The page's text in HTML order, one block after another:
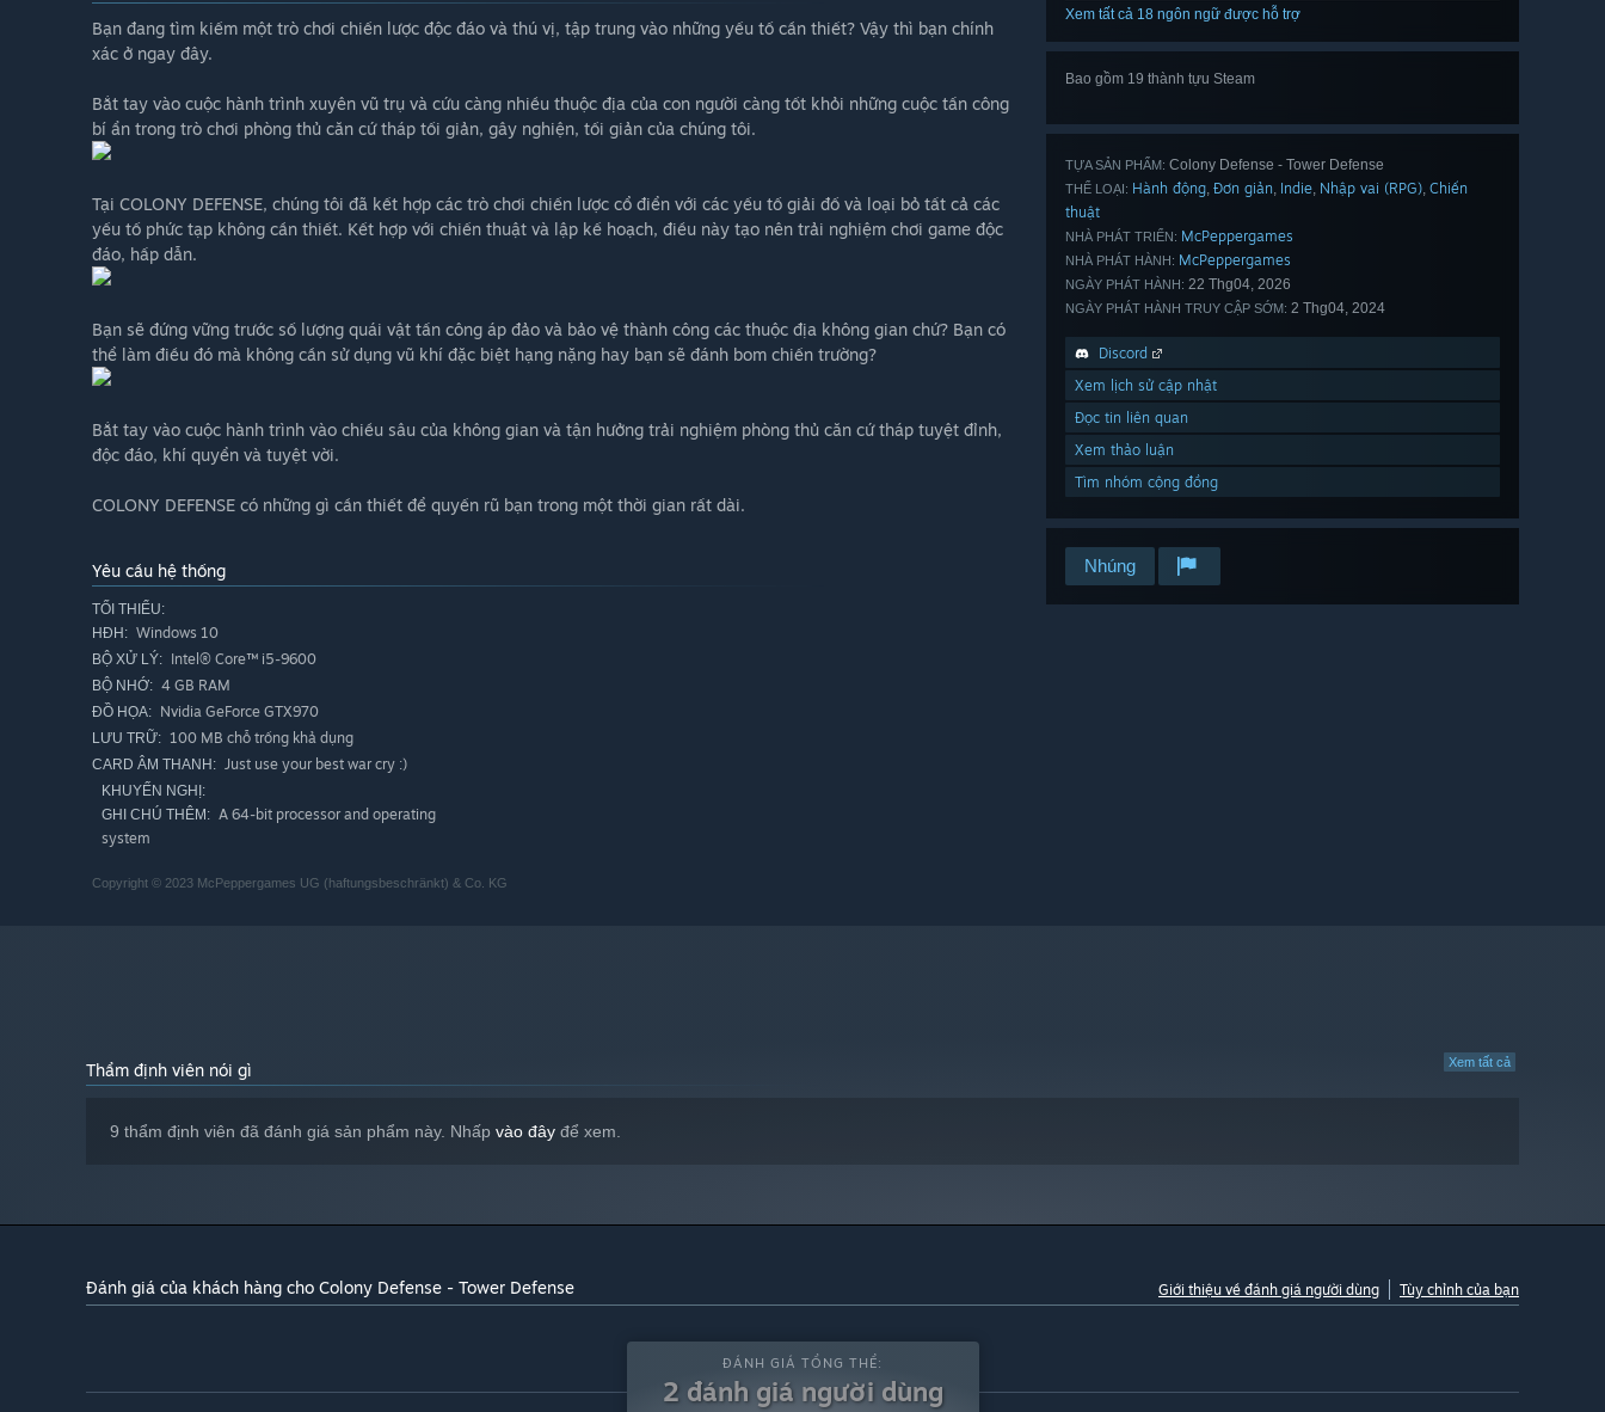
Xem tất cả 18 ngôn ngữ được hỗ trợ
Bao gồm 19 thành tựu Steam
TỰA SẢN PHẨM: Colony Defense - Tower Defense
THỂ LOẠI: Hành động, Đơn giản, Indie, Nhập vai (RPG), Chiến
thuật
NHÀ PHÁT TRIỂN: McPeppergames
NHÀ PHÁT HÀNH: McPeppergames
NGÀY PHÁT HÀNH: 22 Thg04, 2026
NGÀY PHÁT HÀNH TRUY CẬP SỚM: 2 Thg04, 2024
Discord
Xem lịch sử cập nhật
Đọc tin liên quan
Xem thảo luận
Tìm nhóm cộng đồng
Nhúng
Bạn đang tìm kiếm một trò chơi chiến lược độc đáo và thú vị, tập trung vào những yếu tố cần thiết? Vậy thì bạn chính
xác ở ngay đây.
Bắt tay vào cuộc hành trình xuyên vũ trụ và cứu càng nhiều thuộc địa của con người càng tốt khỏi những cuộc tấn công
bí ẩn trong trò chơi phòng thủ căn cứ tháp tối giản, gây nghiện, tối giản của chúng tôi.
Tại COLONY DEFENSE, chúng tôi đã kết hợp các trò chơi chiến lược cổ điển với các yếu tố giải đố và loại bỏ tất cả các
yếu tố phức tạp không cần thiết. Kết hợp với chiến thuật và lập kế hoạch, điều này tạo nên trải nghiệm chơi game độc ​​
đáo, hấp dẫn.
Bạn sẽ đứng vững trước số lượng quái vật tấn công áp đảo và bảo vệ thành công các thuộc địa không gian chứ? Bạn có
thể làm điều đó mà không cần sử dụng vũ khí đặc biệt hạng nặng hay bạn sẽ đánh bom chiến trường?
Bắt tay vào cuộc hành trình vào chiều sâu của không gian và tận hưởng trải nghiệm phòng thủ căn cứ tháp tuyệt đỉnh,
độc đáo, khí quyển và tuyệt vời.
COLONY DEFENSE có những gì cần thiết để quyến rũ bạn trong một thời gian rất dài.
Yêu cầu hệ thống
TỐI THIỂU:
HĐH: Windows 10
BỘ XỬ LÝ: Intel® Core™ i5-9600
BỘ NHỚ: 4 GB RAM
ĐỒ HỌA: Nvidia GeForce GTX970
LƯU TRỮ: 100 MB chỗ trống khả dụng
CARD ÂM THANH: Just use your best war cry :)
KHUYẾN NGHỊ:
GHI CHÚ THÊM: A 64-bit processor and operating
system
Copyright © 2023 McPeppergames UG (haftungsbeschränkt) & Co. KG
Xem tất cả
Thẩm định viên nói gì
9 thẩm định viên đã đánh giá sản phẩm này. Nhấp vào đây để xem.
Đánh giá của khách hàng cho Colony Defense - Tower Defense Giới thiệu về đánh giá người dùng Tùy chỉnh của bạn
ĐÁNH GIÁ TỔNG THỂ:
2 đánh giá người dùng